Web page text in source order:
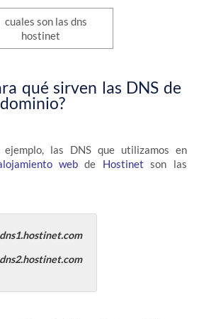
qué sirven las DNS de
las DNS que utilizamos en
web de Hostinet son las
dns1.hostinet.com
dns2.hostinet.com